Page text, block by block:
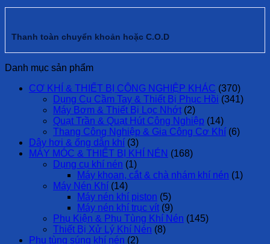
Thanh toàn chuyển khoản hoặc C.O.D
Danh mục sản phẩm
CƠ KHÍ & THIẾT BỊ CÔNG NGHIỆP KHÁC (370)
Dụng Cụ Cầm Tay & Thiết Bị Phục Hồi (341)
Máy Bơm & Thiết Bị Lọc Nhớt (2)
Quạt Trần & Quạt Hút Công Nghiệp (14)
Thang Công Nghiệp & Gia Công Cơ Khí (6)
Dây hơi & ống dẫn khí (3)
MÁY MÓC & THIẾT BỊ KHÍ NÉN (168)
Dụng cụ khí nén (1)
Máy khoan, cắt & chà nhám khí nén (1)
Máy Nén Khí (14)
Máy nén khí piston (5)
Máy nén khí trục vít (9)
Phụ Kiện & Phụ Tùng Khí Nén (145)
Thiết Bị Xử Lý Khí Nén (8)
Phụ tùng súng khí nén (2)